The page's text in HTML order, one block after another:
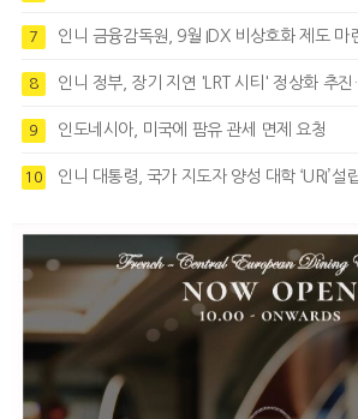
7 인니 금융감독원, 9월 IDX 비상호화 제도 마련
8 인니 정부, 장기 지연 'LRT 시티' 정상화 추진…
9 인도네시아, 미국에 팜유 관세 면제 요청
10 인니 대통령, 국가 지도자 양성 대학 ‘URI’설